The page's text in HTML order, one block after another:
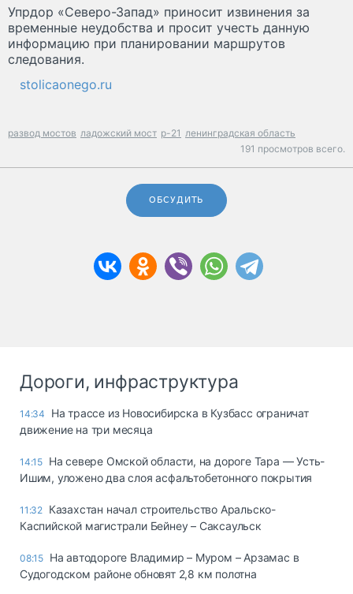
Упрдор «Северо-Запад» приносит извинения за
временные неудобства и просит учесть данную
информацию при планировании маршрутов
следования.
stolicaonego.ru
развод мостов ладожский мост р-21 ленинградская область
191 просмотров всего.
ОБСУДИТЬ
Дороги, инфраструктура
14:34
На трассе из Новосибирска в Кузбасс ограничат
движение на три месяца
14:15 На севере Омской области, на дороге Тара — Усть-
Ишим, уложено два слоя асфальтобетонного покрытия
11:32 Казахстан начал строительство Аральско-
Каспийской магистрали Бейнеу – Саксаульск
08:15 На автодороге Владимир – Муром – Арзамас в
Судогодском районе обновят 2,8 км полотна